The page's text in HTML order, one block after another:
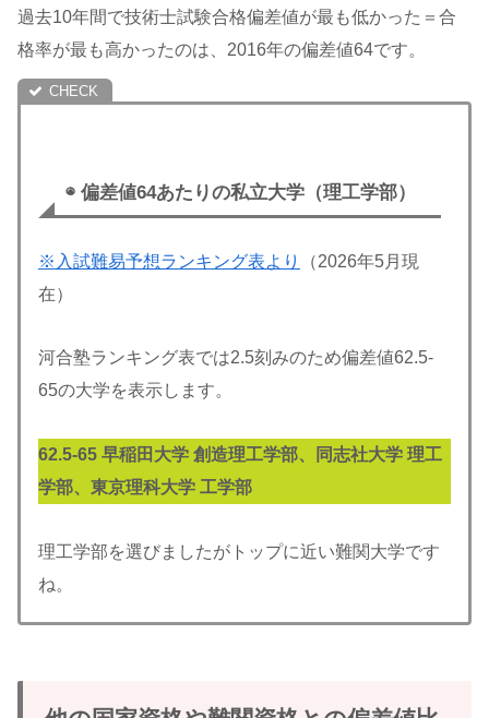
過去10年間で技術士試験合格偏差値が最も低かった＝合
格率が最も高かったのは、2016年の偏差値64です。
◉ 偏差値64あたりの私立大学（理工学部）
※入試難易予想ランキング表より
（2026年5月現
在）
河合塾ランキング表では2.5刻みのため偏差値62.5-
65の大学を表示します。
62.5-65 早稲田大学 創造理工学部、同志社大学 理工
学部、東京理科大学 工学部
理工学部を選びましたがトップに近い難関大学です
ね。